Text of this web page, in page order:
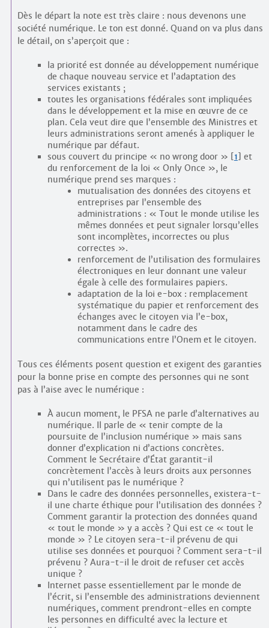
Dès le départ la note est très claire : nous devenons une
société numérique. Le ton est donné. Quand on va plus dans
le détail, on s’aperçoit que :
la priorité est donnée au développement numérique
de chaque nouveau service et l’adaptation des
services existants ;
toutes les organisations fédérales sont impliquées
dans le développement et la mise en œuvre de ce
plan. Cela veut dire que l’ensemble des Ministres et
leurs administrations seront amenés à appliquer le
numérique par défaut.
sous couvert du principe « no wrong door » [1] et
du renforcement de la loi « Only Once », le
numérique prend ses marques :
mutualisation des données des citoyens et
entreprises par l’ensemble des
administrations : « Tout le monde utilise les
mêmes données et peut signaler lorsqu’elles
sont incomplètes, incorrectes ou plus
correctes ».
renforcement de l’utilisation des formulaires
électroniques en leur donnant une valeur
égale à celle des formulaires papiers.
adaptation de la loi e-box : remplacement
systématique du papier et renforcement des
échanges avec le citoyen via l’e-box,
notamment dans le cadre des
communications entre l’Onem et le citoyen.
Tous ces éléments posent question et exigent des garanties
pour la bonne prise en compte des personnes qui ne sont
pas à l’aise avec le numérique :
À aucun moment, le PFSA ne parle d’alternatives au
numérique. Il parle de « tenir compte de la
poursuite de l’inclusion numérique » mais sans
donner d’explication ni d’actions concrètes.
Comment le Secrétaire d’État garantit-il
concrètement l’accès à leurs droits aux personnes
qui n’utilisent pas le numérique ?
Dans le cadre des données personnelles, existera-t-
il une charte éthique pour l’utilisation des données ?
Comment garantir la protection des données quand
« tout le monde » y a accès ? Qui est ce « tout le
monde » ? Le citoyen sera-t-il prévenu de qui
utilise ses données et pourquoi ? Comment sera-t-il
prévenu ? Aura-t-il le droit de refuser cet accès
unique ?
Internet passe essentiellement par le monde de
l’écrit, si l’ensemble des administrations deviennent
numériques, comment prendront-elles en compte
les personnes en difficulté avec la lecture et